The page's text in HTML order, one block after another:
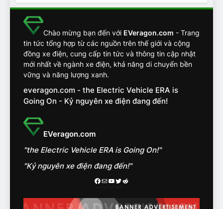
Chuyên gia tiết lộ bài test
đối về an toàn trên VinFast
VF8
ĐÁNH GIÁ XE
14
VinFast VF7 đang bỏ xa
như thế nào?
ĐÁNH GIÁ XE
15
‘cảnh vệ’ ADAS, ‘trợ lý’ ViVi
trên ngàn dặm đường
CÔNG NGHỆ AI, TỰ LÁI, ADAS,
ROBOTAXI
ĐÁNH GIÁ XE
Chọn VinFast VF8 hay Santa
Chào mừng bạn đến với EVeragon.com - Trang
tin tức tổng hợp từ các nguồn trên thế giới và cộng
đồng xe điện, cung cấp tin tức và thông tin cập nhật
mới nhất về ngành xe điện, khả năng di chuyển bền
vững và năng lượng xanh.
everagon.com - the Electric Vehicle ERA is
Going On - Kỷ nguyên xe điện đang đến!
EVeragon.com
"the Electric Vehicle ERA is Going On!"
"Kỷ nguyên xe điện đang đến!"
Facebook
MailYoutube
Twitter